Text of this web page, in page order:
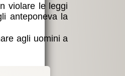
violare le leggi
anteponeva la
agli uomini a